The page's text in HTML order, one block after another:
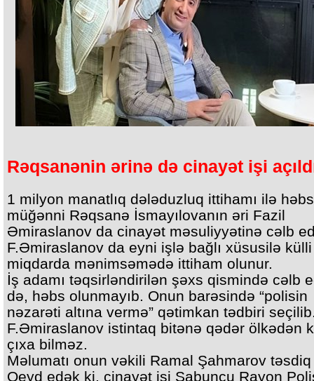
Rəqsanənin ərinə də cinayət işi
1 milyon manatlıq dələduzluq ittihamı ilə
müğənni Rəqsanə İsmayılovanın əri Fazil
Əmiraslanov da cinayət məsuliyyətinə cəlb
F.Əmiraslanov da eyni işlə bağlı xüsusilə külli
miqdarda mənimsəmədə ittiham olunur.
İş adamı təqsirləndirilən şəxs qismində cəlb
də, həbs olunmayıb. Onun barəsində “polisin
nəzarəti altına vermə” qətimkan tədbiri
F.Əmiraslanov istintaq bitənə qədər ölkədən
çıxa bilməz.
Məlumatı onun vəkili Ramal Şahmarov
Qeyd edək ki, cinayət işi Sabunçu Rayon